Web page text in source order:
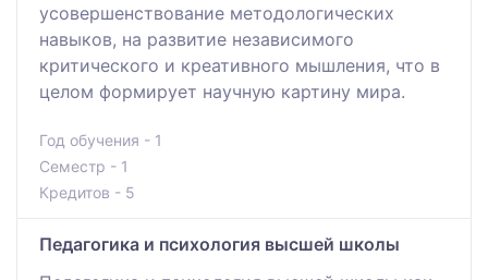
усовершенствование методологических
навыков, на развитие независимого
критического и креативного мышления, что в
целом формирует научную картину мира.
Год обучения - 1
Семестр - 1
Кредитов - 5
Педагогика и психология высшей школы